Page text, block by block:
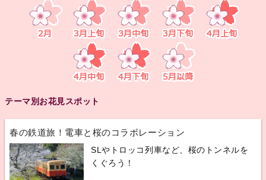
テーマ別お花見スポット
春の鉄道旅！電車と桜のコラボレーション
SLやトロッコ列車など、桜のトンネルを
くぐろう！